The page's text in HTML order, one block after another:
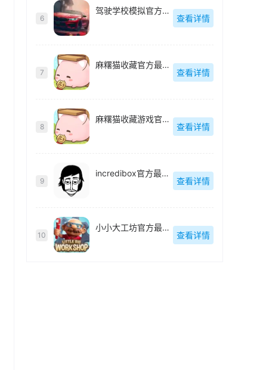
6
驾驶学校模拟官方最新版
查看详情
7
麻糬猫收藏官方最新版
查看详情
8
麻糬猫收藏游戏官方最新版
查看详情
9
incredibox官方最新版
查看详情
10
小小大工坊官方最新版
查看详情